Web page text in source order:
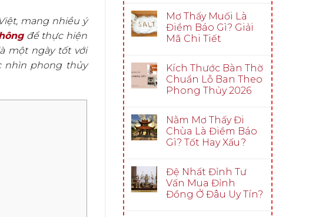
mang nhiều ý
để thực hiện
một ngày tốt với
nhìn phong thủy
Mơ Thấy Muối Là
Điềm Báo Gì? Giải
Mã Chi Tiết
Kích Thước Bàn Thờ
Chuẩn Lỗ Ban Theo
Phong Thủy 2026
Nằm Mơ Thấy Đi
Chùa Là Điềm Báo
Gì? Tốt Hay Xấu?
Đệ Nhất Đỉnh Tư
Vấn Mua Đỉnh
Đồng Ở Đâu Uy Tín?